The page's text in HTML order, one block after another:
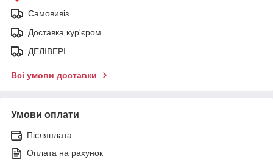
Самовивіз
Доставка кур'єром
ДЕЛІВЕРІ
Всі умови доставки
Умови оплати
Післяплата
Оплата на рахунок